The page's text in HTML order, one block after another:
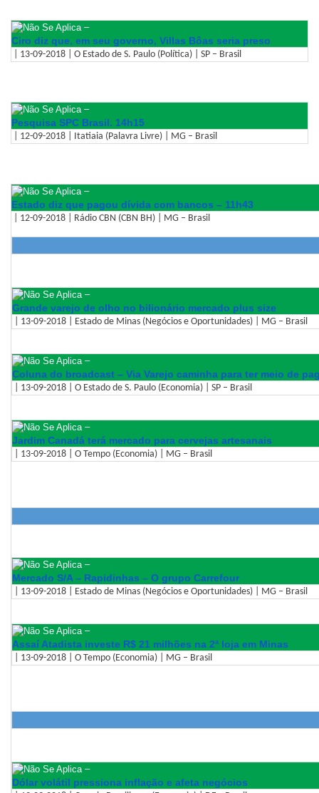
–
Ciro diz que, em seu governo, Villas Bôas seria preso
| 13-09-2018 | O Estado de S. Paulo (Política) | SP – Brasil
–
Pesquisa SPC Brasil. 14h15
| 12-09-2018 | Itatiaia (Palavra Livre) | MG – Brasil
–
Estado diz que pagou dívida com bancos – 11h43
| 12-09-2018 | Rádio CBN (CBN BH) | MG – Brasil
–
Grande varejo de olho no bilionário mercado plus size
| 13-09-2018 | Estado de Minas (Negócios e Oportunidades) | MG – Brasil
–
Coluna do broadcast – Via Varejo caminha para ter meio de
| 13-09-2018 | O Estado de S. Paulo (Economia) | SP – Brasil
–
Jardim Canadá terá mercado para cervejas artesanais
| 13-09-2018 | O Tempo (Economia) | MG – Brasil
–
Mercado S/A – Rapidinhas – O grupo Carrefour
| 13-09-2018 | Estado de Minas (Negócios e Oportunidades) | MG – Brasil
–
Assaí Atadista investe R$ 21 milhões na 2ª loja em Minas
| 13-09-2018 | O Tempo (Economia) | MG – Brasil
–
Dólar volátil pressiona inflação e afeta negócios